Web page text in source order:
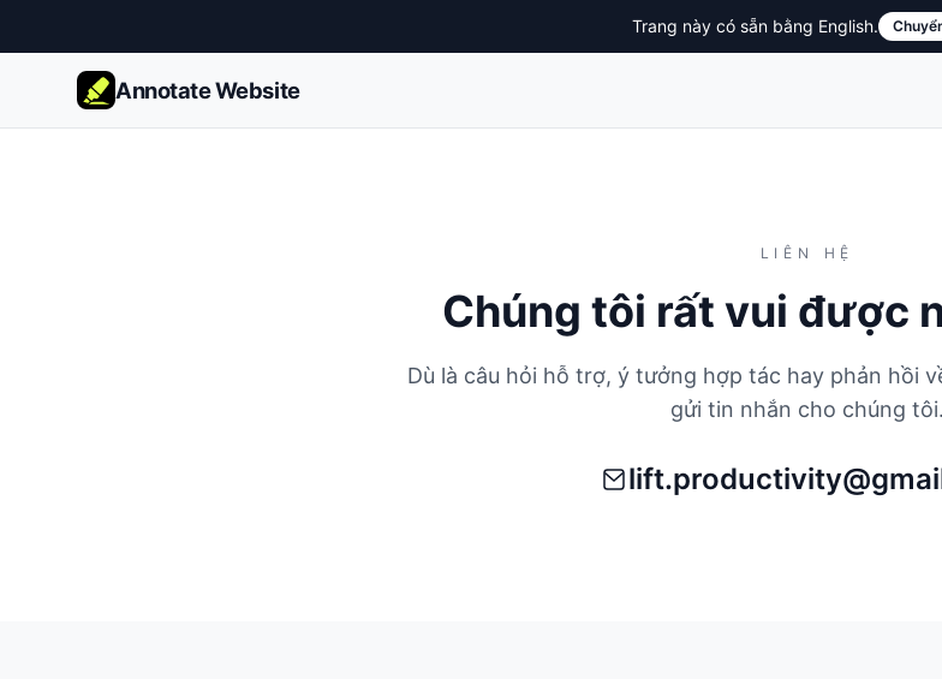
Trang này có sẵn bằng English.
Annotate Website
LIÊN HỆ
Chúng tôi rất vui được
Dù là câu hỏi hỗ trợ, ý tưởng hợp tác hay phản hồi
gửi tin nhắn cho chúng tôi.